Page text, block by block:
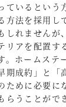
ているという
方法を採用し
しれませんが
リアを配置す
。ホームステ
期成約」と「
ために必要に
らうことがで